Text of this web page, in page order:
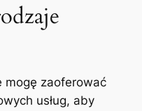
mogę zaoferować
usług, aby